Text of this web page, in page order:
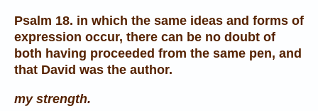
Psalm 18. in which the same ideas and forms of
expression occur, there can be no doubt of
both having proceeded from the same pen, and
that David was the author.
my strength.